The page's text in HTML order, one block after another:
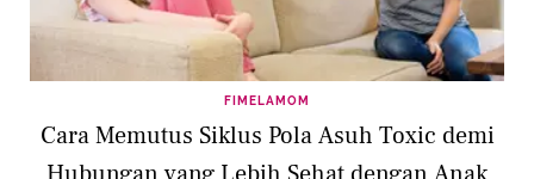
FIMELAMOM
Cara Memutus Siklus Pola Asuh Toxic demi